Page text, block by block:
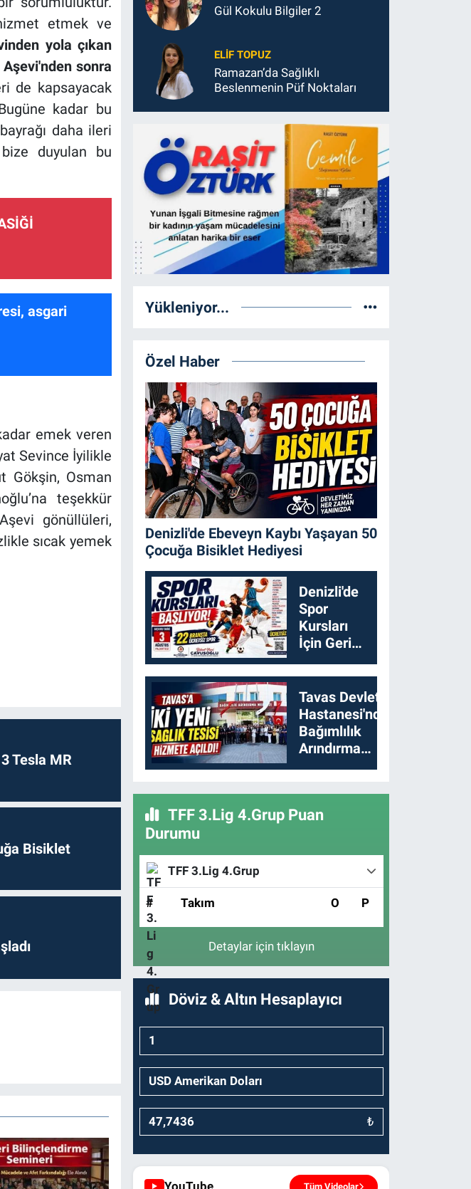
etmek ve
yola çıkan
sonra
de kapsayacak
kadar bu
daha ileri
duyulan bu
emek veren
Sevince İyilikle
Gökşin, Osman
teşekkür
gönüllüleri,
sıcak yemek
Tesla MR
Bisiklet
Gül Kokulu Bilgiler 2
ELIF TOPUZ
Ramazan’da Sağlıklı
Beslenmenin Püf Noktaları
Yükleniyor...
Özel Haber
Denizli'de Ebeveyn Kaybı Yaşayan 50
Çocuğa Bisiklet Hediyesi
Denizli'de
Spor
Kursları
İçin Geri
Sayım
Başladı
Tavas Devlet
Hastanesi'nde
Bağımlılık
Arındırma
Merkezi
TFF 3.Lig 4.Grup Puan
Durumu
TFF 3.Lig 4.Grup
# Takım O P
Detaylar için tıklayın
Döviz & Altın Hesaplayıcı
₺
Tüm Videolar